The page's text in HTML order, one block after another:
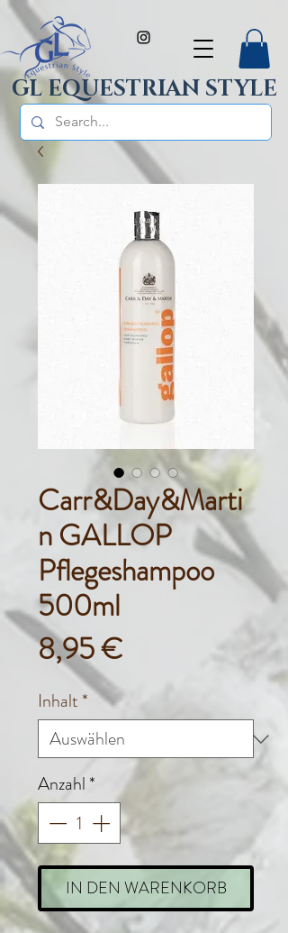
GL EQUESTRIAN STYLE
Carr&Day&Marti
n GALLOP
Pflegeshampoo
500ml
8,95 €Preis
Inhalt *
Anzahl *
IN DEN WARENKORB